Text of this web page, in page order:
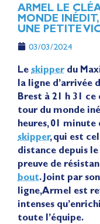
ARMEL LE
MONDE
UNE PETITE
03/03/2024
Le skipperdu
la ligne d’arrivée
Brest à 21 h 31
tour du monde
heures, 01 minute
skipper, qui est
distance depuis
preuve de
bout. Joint par
ligne, Armel est
intenses
toute l’équipe.